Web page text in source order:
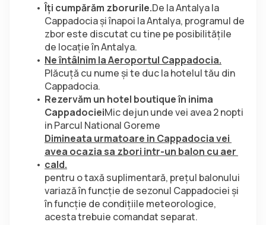
Îţi cumpărăm zborurile.De la Antalya la
Cappadocia și înapoi la Antalya, programul de
zbor este discutat cu tine pe posibilitățile
de locație în Antalya.
Ne întâlnim la Aeroportul Cappadocia.
Plăcuţă cu nume şi te duc la hotelul tău din
Cappadocia.
Rezervăm un hotel boutique în inima
CappadocieiMic dejun unde vei avea 2 nopti
in Parcul National Goreme
Dimineata urmatoare in Cappadocia vei
avea ocazia sa zbori intr-un balon cu aer
cald.
pentru o taxă suplimentară, prețul balonului
variază în funcție de sezonul Cappadociei și
în funcție de condițiile meteorologice,
acesta trebuie comandat separat.